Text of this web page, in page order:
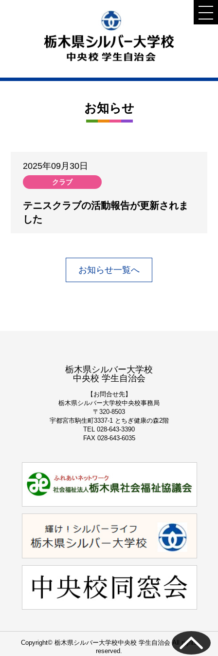
お知らせ
2025年09月30日
クラブ
テニスクラブの活動報告が更新されま
した
お知らせ一覧へ
栃木県シルバー大学校
中央校 学生自治会
【お問合せ先】
栃木県シルバー大学校中央校事務局
〒320-8503
宇都宮市駒生町3337-1 とちぎ健康の森2階
TEL 028-643-3390
FAX 028-643-6035
Copyright© 栃木県シルバー大学校中央校 学生自治会 All rights
reserved.